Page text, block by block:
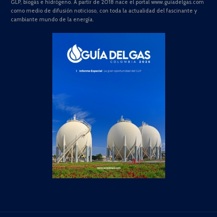
GLP, biogás e hidrógeno. A partir de 2018 nace el portal www.guiadelgas.com
como medio de difusión noticioso, con toda la actualidad del fascinante y
cambiante mundo de la energía.